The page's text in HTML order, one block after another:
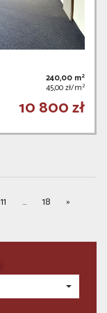
240,00 m2
45,00 zł/m2
10 800 zł
11 ... 18 »